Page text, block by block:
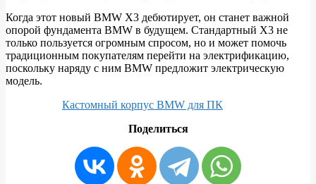
Когда этот новый BMW X3 дебютирует, он станет важной
опорой фундамента BMW в будущем. Стандартный X3 не
только пользуется огромным спросом, но и может помочь
традиционным покупателям перейти на электрификацию,
поскольку наряду с ним BMW предложит электрическую
модель.
Кастомный корпус BMW для ПК
Поделиться